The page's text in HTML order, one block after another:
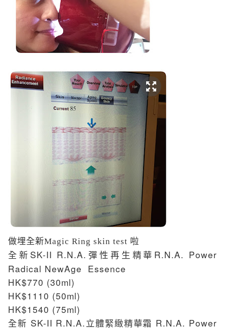
做埋全新Magic Ring skin test 啦
全新 SK-II R.N.A. 彈性再生精華 R.N.A. Power
Radical NewAge Essence
HK$770 (30ml)
HK$1110 (50ml)
HK$1540 (75ml)
全新 SK-II R.N.A. 立體緊緻精華霜 R.N.A. Power